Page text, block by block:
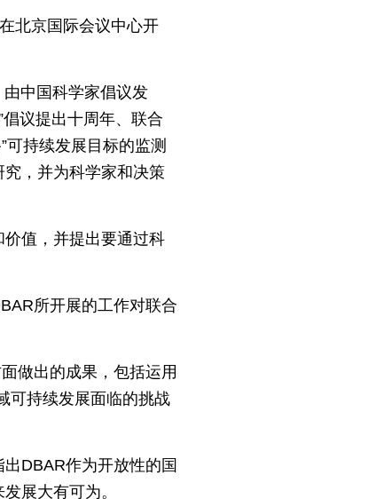
北京国际会议中心开
中国科学家倡议发
议提出十周年、联合
持续发展目标的监测
，并为科学家和决策
值，并提出要通过科
所开展的工作对联合
做出的成果，包括运用
可持续发展面临的挑战
DBAR作为开放性的国
展大有可为。